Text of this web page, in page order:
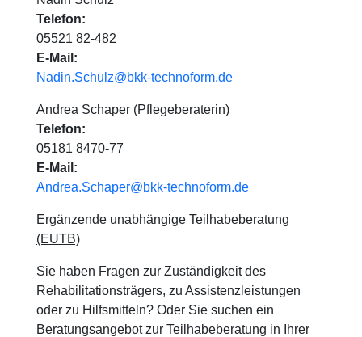
Telefon:
05521 82-482
E-Mail:
Nadin.Schulz@bkk-technoform.de
Andrea Schaper (Pflegeberaterin)
Telefon:
05181 8470-77
E-Mail:
Andrea.Schaper@bkk-technoform.de
Ergänzende unabhängige Teilhabeberatung
(EUTB)
Sie haben Fragen zur Zuständigkeit des
Rehabilitationsträgers, zu Assistenzleistungen
oder zu Hilfsmitteln? Oder Sie suchen ein
Beratungsangebot zur Teilhabeberatung in Ihrer